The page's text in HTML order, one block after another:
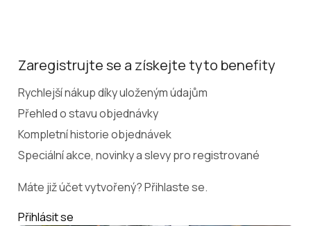
Zaregistrujte se a získejte tyto benefity
Rychlejší nákup díky uloženým údajům
Přehled o stavu objednávky
Kompletní historie objednávek
Speciální akce, novinky a slevy pro registrované
Máte již účet vytvořený? Přihlaste se.
Přihlásit se